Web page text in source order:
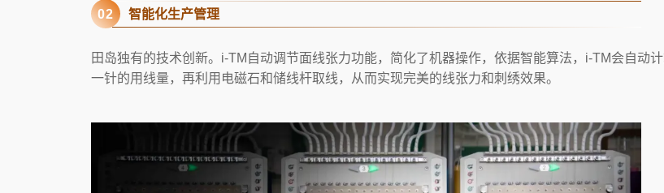
02 智能化生产管理
田岛独有的技术创新。i-TM自动调节面线张力功能，简化了机器操作，依据智能算法，i-TM会自动
一针的用线量，再利用电磁石和储线杆取线，从而实现完美的线张力和刺绣效果。